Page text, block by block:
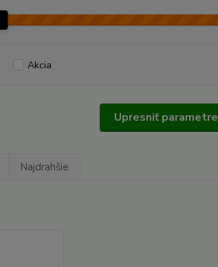
Upresniť parametre
Akcia
Najdrahšie